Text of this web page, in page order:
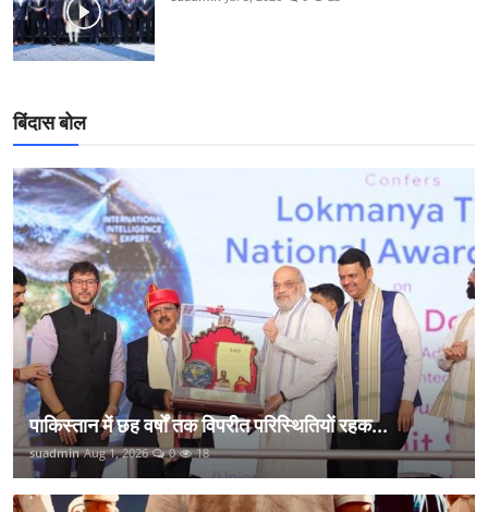
बिंदास बोल
पाकिस्तान में छह वर्षों तक विपरीत परिस्थितियों रहक...
suadmin Aug 1, 2026 0 18